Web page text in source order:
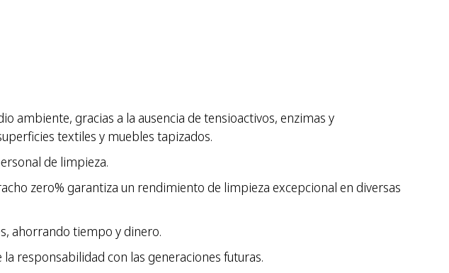
ambiente, gracias a la ausencia de tensioactivos, enzimas y
textiles y muebles tapizados.
de limpieza.
zero% garantiza un rendimiento de limpieza excepcional en diversas
ahorrando tiempo y dinero.
responsabilidad con las generaciones futuras.